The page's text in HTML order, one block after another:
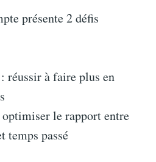
présente 2 défis
: réussir à faire plus en
le rapport entre
temps passé